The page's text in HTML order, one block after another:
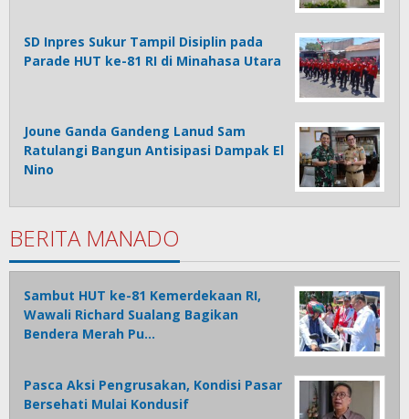
SD Inpres Sukur Tampil Disiplin pada
Parade HUT ke-81 RI di Minahasa Utara
Joune Ganda Gandeng Lanud Sam
Ratulangi Bangun Antisipasi Dampak El
Nino
BERITA MANADO
Sambut HUT ke-81 Kemerdekaan RI,
Wawali Richard Sualang Bagikan
Bendera Merah Pu…
Pasca Aksi Pengrusakan, Kondisi Pasar
Bersehati Mulai Kondusif